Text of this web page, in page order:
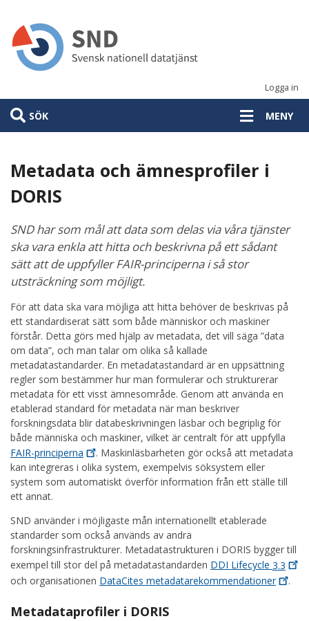
huvudinnehåll
Logga in
SÖK MENY
Metadata och ämnesprofiler i
DORIS
SND har som mål att data som delas via våra tjänster
ska vara enkla att hitta och beskrivna på ett sådant
sätt att de uppfyller FAIR-principerna i så stor
utsträckning som möjligt.
För att data ska vara möjliga att hitta behöver de beskrivas på
ett standardiserat sätt som både människor och maskiner
förstår. Detta görs med hjälp av metadata, det vill säga ”data
om data”, och man talar om olika så kallade
metadatastandarder. En metadatastandard är en uppsättning
regler som bestämmer hur man formulerar och strukturerar
metadata för ett visst ämnesområde. Genom att använda en
etablerad standard för metadata när man beskriver
forskningsdata blir databeskrivningen läsbar och begriplig för
både människa och maskiner, vilket är centralt för att uppfylla
FAIR-principerna
. Maskinläsbarheten gör också att metadata
kan integreras i olika system, exempelvis söksystem eller
system som automatiskt överför information från ett ställe till
ett annat.
SND använder i möjligaste mån internationellt etablerade
standarder som också används av andra
forskningsinfrastrukturer. Metadatastrukturen i DORIS bygger till
exempel till stor del på metadatastandarden DDI Lifecycle 3.3
och organisationen DataCites metadatarekommendationer .
Metadataprofiler i DORIS